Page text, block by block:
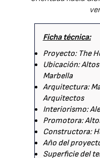
Ficha técnica:
Proyecto: The
Ubicación:
Marbella
Arquitectura:
Arquitectos
Interiorismo:
Promotora:
Constructora:
Año del
Superficie del